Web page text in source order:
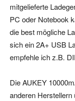
mitgelieferte
PC oder Notebook
die best mögliche
sich ein 2A+ USB
empfehle ich z.B.
Die AUKEY
anderen